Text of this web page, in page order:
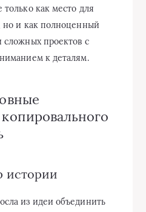
как место для
но и как полноценный
сложных проектов с
к деталям.
истории
из идеи объединить